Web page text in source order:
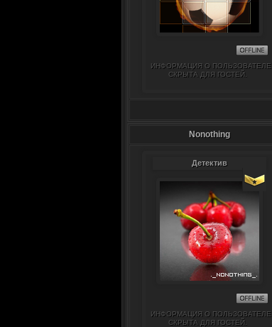
ИНФОРМАЦИЯ О ПОЛЬЗОВАТЕЛЕ
СКРЫТА ДЛЯ ГОСТЕЙ.
Nonothing
Детектив
ИНФОРМАЦИЯ О ПОЛЬЗОВАТЕЛЕ
СКРЫТА ДЛЯ ГОСТЕЙ.